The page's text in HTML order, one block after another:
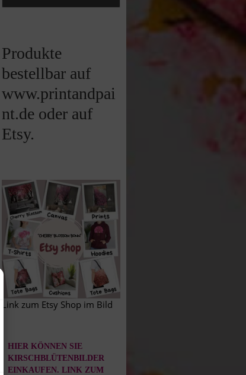
Produkte
bestellbar auf
www.printandpai
nt.de oder auf
Etsy.
Link zum Etsy Shop im Bild
HIER KÖNNEN SIE
KIRSCHBLÜTENBILDER
EINKAUFEN. LINK ZUM